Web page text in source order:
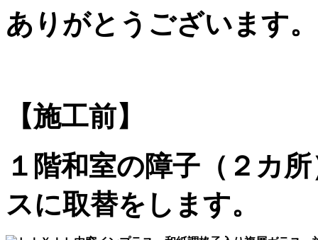
ありがとうございます。
【施工前】
１階和室の障子（２カ
スに取替をします。